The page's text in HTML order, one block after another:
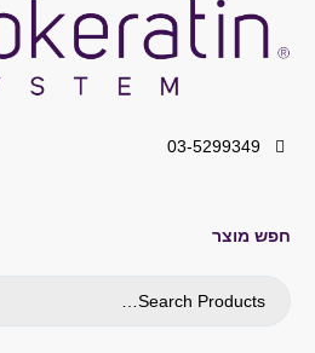
03-5299349
חפש מוצר